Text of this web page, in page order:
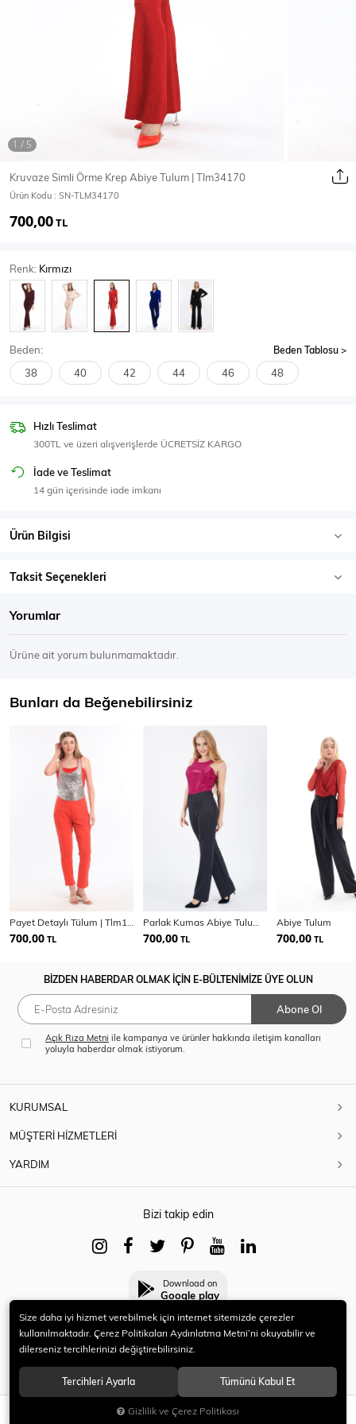
Mont & Kaban
T-Shirt
Body Atlet Crop & Büstiyer
SPOR GİYİM
Eşofman Üstü
Kruvaze Simli Örme Krep Abiye Tulum | Tlm34170
Ürün Kodu : SN-TLM34170
700,00TL
Renk: Kırmızı
Beden: Beden Tablosu
38 40 42 44 46 48
SEPETE EKLE
Hızlı Teslimat
300TL ve üzeri alışverişlerde ÜCRETSİZ KARGO
İade ve Teslimat
14 gün içerisinde iade imkanı
Ürün Bilgisi
Taksit Seçenekleri
Yorumlar
Ürüne ait yorum bulunmamaktadır.
Bunları da Beğenebilirsiniz
700,00 TL 700,00 TL
Abiye Tulum
700,00 TL
BİZDEN HABERDAR OLMAK İÇİN E-BÜLTENİMİZE ÜYE OLUN
Abone Ol
Açık Rıza Metni ile kampanya ve ürünler hakkında iletişim kanalları
yoluyla haberdar olmak istiyorum.
KURUMSAL
MÜŞTERİ HİZMETLERİ
YARDIM
Bizi takip edin
Download on
Google play
© 2021 HERYENİ. Tüm hakları saklıdır.
Size daha iyi hizmet verebilmek için internet sitemizde çerezler
kullanılmaktadır. Çerez Politikaları Aydınlatma Metni’ni okuyabilir ve
dilerseniz tercihlerinizi değiştirebilirsiniz.
Tercihleri Ayarla Tümünü Kabul Et
Gizlilik ve Çerez Politikası